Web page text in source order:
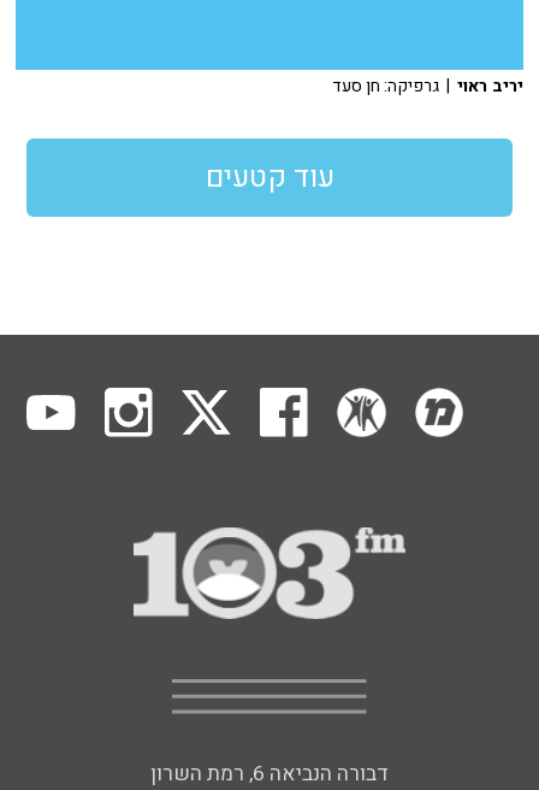
יריב ראוי | גרפיקה: חן סעד
עוד קטעים
דבורה הנביאה 6, רמת השרון